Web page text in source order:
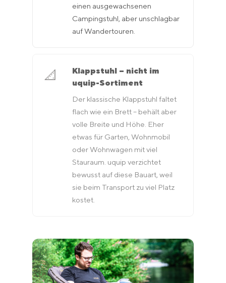
einen ausgewachsenen
Campingstuhl, aber unschlagbar
auf Wandertouren.
📐
Klappstuhl – nicht im
uquip-Sortiment
Der klassische Klappstuhl faltet
flach wie ein Brett – behält aber
volle Breite und Höhe. Eher
etwas für Garten, Wohnmobil
oder Wohnwagen mit viel
Stauraum. uquip verzichtet
bewusst auf diese Bauart, weil
sie beim Transport zu viel Platz
kostet.